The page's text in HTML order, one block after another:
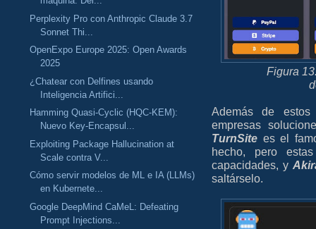
Perplexity Pro con Anthropic Claude 3.7
Sonnet Thi...
OpenExpo Europe 2025: Open Awards
2025
¿Chatear con Delfines usando
Inteligencia Artifici...
Hamming Quasi-Cyclic (HQC-KEM):
Nuevo Key-Encapsul...
Exploiting Package Hallucination at
Scale contra V...
Cómo servir modelos de ML e IA (LLMs)
en Kubernete...
Google DeepMind CaMeL: Defeating
Prompt Injections...
Figura
Además de
empresas
TurnSite es el
hecho, pero
capacidades, y
saltárselo.